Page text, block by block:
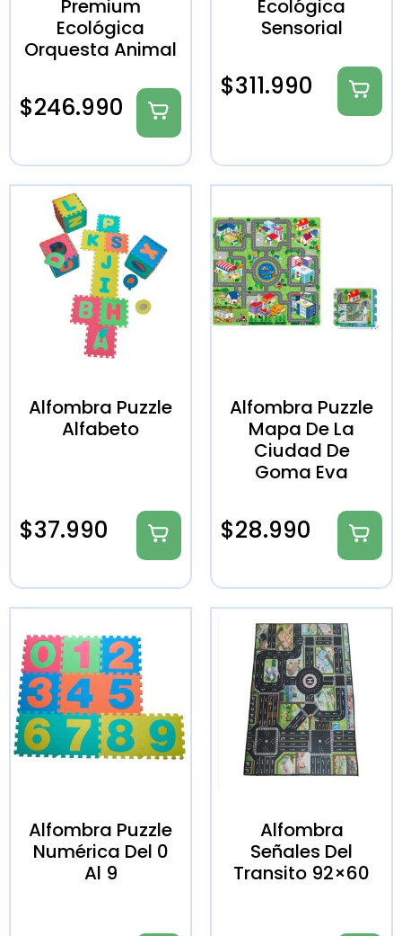
Premium
Ecológica
Orquesta Animal
$246.990
Ecológica
Sensorial
$311.990
Alfombra Puzzle
Alfabeto
$37.990
Alfombra Puzzle
Mapa De La
Ciudad De
Goma Eva
$28.990
Alfombra Puzzle
Numérica Del 0
Al 9
Alfombra
Señales Del
Transito 92×60